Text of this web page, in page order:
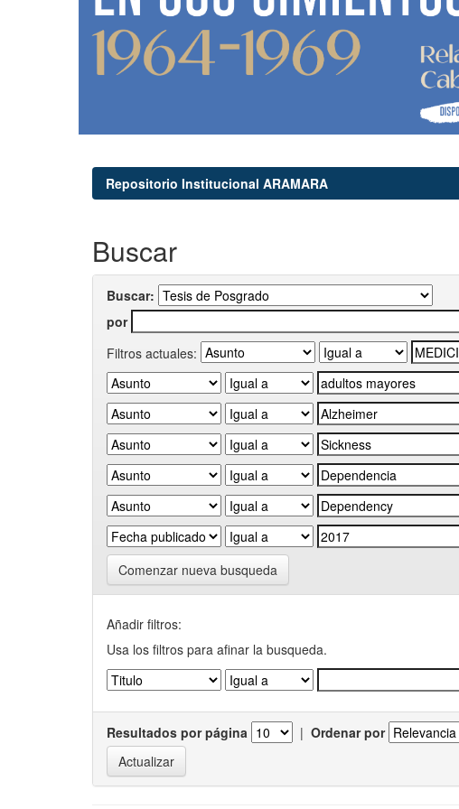
Repositorio Institucional ARAMARA
Buscar
Buscar:
por
Filtros actuales:
Comenzar nueva busqueda
Añadir filtros:
Usa los filtros para afinar la busqueda.
Resultados por página | Ordenar por